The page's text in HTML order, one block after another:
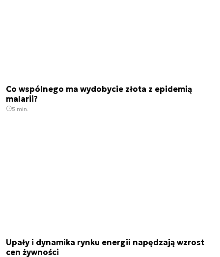
Co wspólnego ma wydobycie złota z epidemią
malarii?
5 min.
Upały i dynamika rynku energii napędzają wzrost
cen żywności